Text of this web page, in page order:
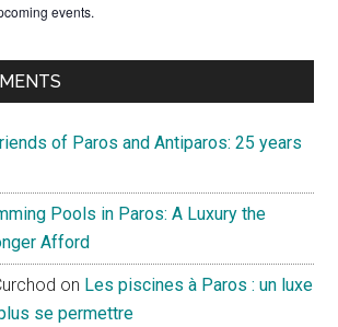
events.
of Paros and Antiparos: 25 years
Pools in Paros: A Luxury the
Afford
on Les piscines à Paros : un luxe
se permettre